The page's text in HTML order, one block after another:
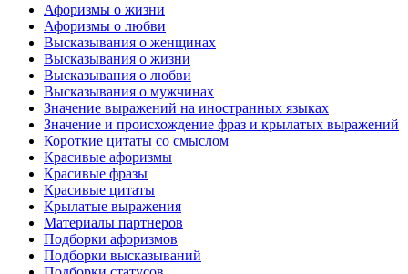
Афоризмы о жизни
Афоризмы о любви
Высказывания о женщинах
Высказывания о жизни
Высказывания о любви
Высказывания о мужчинах
Значение выражений на иностранных языках
Значение и происхождение фраз и крылатых выражений
Короткие цитаты со смыслом
Красивые афоризмы
Красивые фразы
Красивые цитаты
Крылатые выражения
Материалы партнеров
Подборки афоризмов
Подборки высказываний